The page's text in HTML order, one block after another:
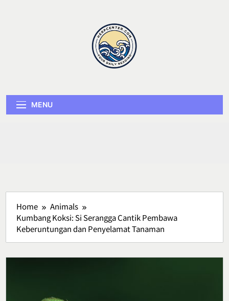
MENU
Home
Animals
Kumbang Koksi: Si Serangga Cantik Pembawa
Keberuntungan dan Penyelamat Tanaman